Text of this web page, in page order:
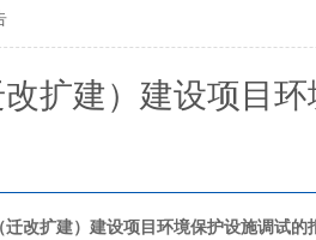
扩建）建设项目
改扩建） 建设项目环境保护设施调试的